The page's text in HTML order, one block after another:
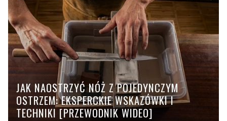
JAK NAOSTRZYĆ NÓŻ Z POJEDYNCZYM
OSTRZEM: EKSPERCKIE WSKAZÓWKI I
TECHNIKI [PRZEWODNIK WIDEO]